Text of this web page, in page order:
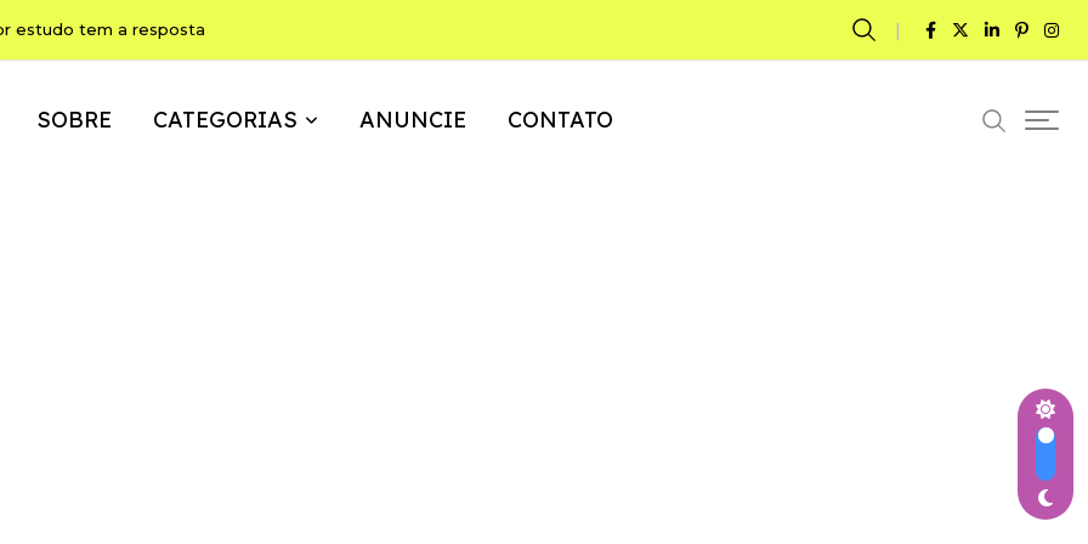
pode ser, ao mesmo tempo, memória, brincadeira e expressão
SOBRE CATEGORIAS ANUNCIE CONTATO